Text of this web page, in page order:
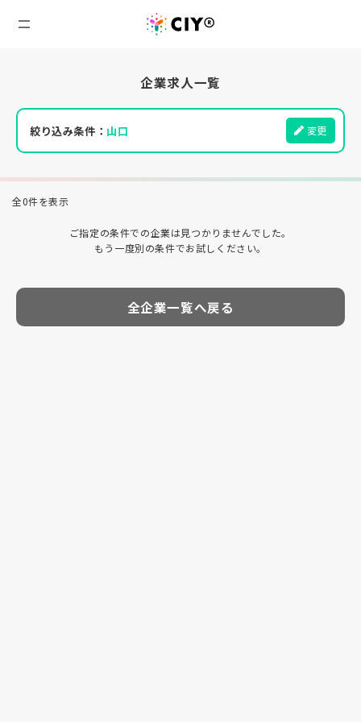
企業求人一覧
絞り込み条件： 山口 変更
全0件を表示
ご指定の条件での企業は見つかりませんでした。
もう一度別の条件でお試しください。
全企業一覧へ戻る